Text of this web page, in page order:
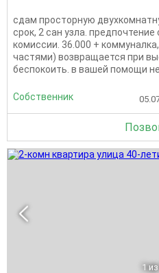
сдам просторную
срок, 2 сан узла.
комиссии. 36.000 +
частями) возвращается при
беспокоить. в вашей помощи
Собственник
1